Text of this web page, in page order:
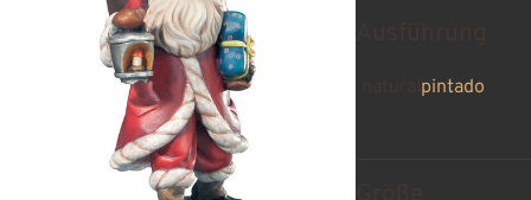
pintado